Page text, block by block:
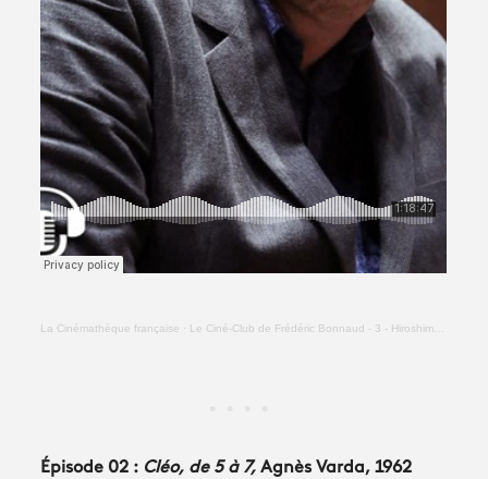
La Cinémathèque française · Le Ciné-Club de Frédéric Bonnaud - 3 - Hiroshima mon amour (Alain Resnais)
Épisode 02 : Cléo, de 5 à 7,Agnès Varda, 1962